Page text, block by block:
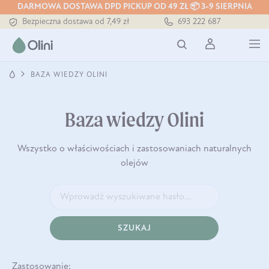
DARMOWA DOSTAWA DPD PICKUP OD 49 ZŁ 📦 3-9 SIERPNIA
Bezpieczna dostawa od 7,49 zł
Darmowa dostawa od 199 zł
Tłoczony zawsze na zimno
693 222 687
BAZA WIEDZY OLINI
Baza wiedzy Olini
Wszystko o właściwościach i zastosowaniach naturalnych
olejów
SZUKAJ
Zastosowanie: